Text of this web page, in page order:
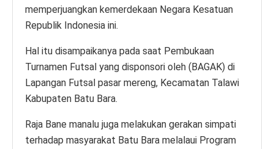
memperjuangkan kemerdekaan Negara Kesatuan
Republik Indonesia ini.
Hal itu disampaikanya pada saat Pembukaan
Turnamen Futsal yang disponsori oleh (BAGAK) di
Lapangan Futsal pasar mereng, Kecamatan Talawi
Kabupaten Batu Bara.
Raja Bane manalu juga melakukan gerakan simpati
terhadap masyarakat Batu Bara melalaui Program